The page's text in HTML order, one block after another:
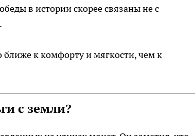
в истории скорее связаны не с
ближе к комфорту и мягкости, чем к
с земли?